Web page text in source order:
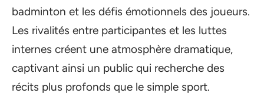
badminton et les défis émotionnels des joueurs.
Les rivalités entre participantes et les luttes
internes créent une atmosphère dramatique,
captivant ainsi un public qui recherche des
récits plus profonds que le simple sport.